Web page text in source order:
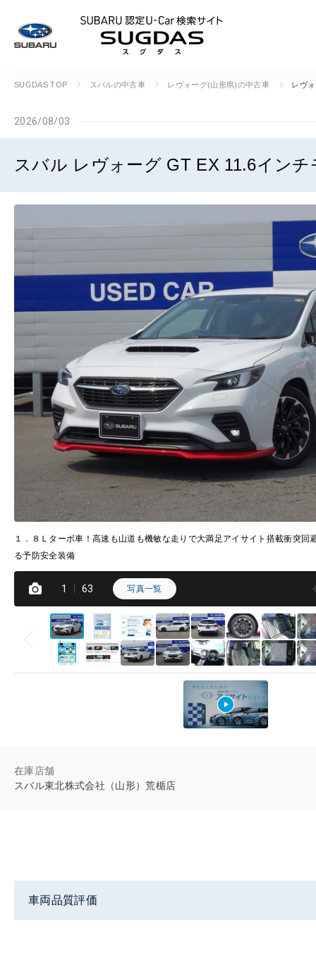
SUGDAS TOP スバルの中古車 レヴォーグ(山形県)の中古車 レヴ
2026/08/03
スバル レヴォーグ GT EX 11.6イン
１．８Ｌターボ車！高速も山道も機敏な走りで大満足アイサイト搭載衝突回
る予防安全装備
1 63 写真一覧
在庫店舗
スバル東北株式会社（山形）荒楯店
車両品質評価